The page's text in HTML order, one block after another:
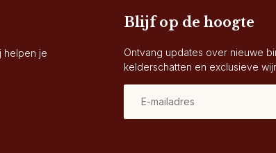
helpen je
Blijf op de hoogte
Ontvang updates over nieuwe
kelderschatten en exclusieve